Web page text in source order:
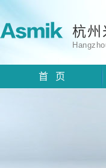
杭州
首 页